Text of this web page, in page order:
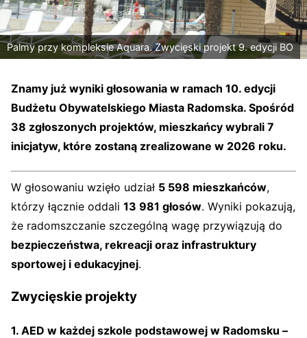
Palmy przy kompleksie Aquara. Zwycięski projekt 9. edycji BO
Znamy już wyniki głosowania w ramach 10. edycji
Budżetu Obywatelskiego Miasta Radomska. Spośród
38 zgłoszonych projektów, mieszkańcy wybrali 7
inicjatyw, które zostaną zrealizowane w 2026 roku.
W głosowaniu wzięło udział 5 598 mieszkańców,
którzy łącznie oddali 13 981 głosów. Wyniki pokazują,
że radomszczanie szczególną wagę przywiązują do
bezpieczeństwa, rekreacji oraz infrastruktury
sportowej i edukacyjnej.
Zwycięskie projekty
1. AED w każdej szkole podstawowej w Radomsku –